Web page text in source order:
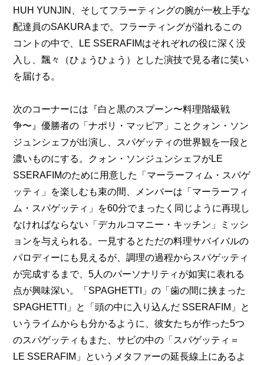
HUH YUNJIN、そしてフラーティングの腕が一枚上手な
配達員のSAKURAまで。フラーティングが溢れるこの
コントの中で、LE SSERAFIMはそれぞれの役に深く没
入し、飄々（ひょうひょう）とした演技で見る者に笑い
を届ける。
次のコーナーには『白と黒のスプーン〜料理階級戦
争〜』優勝者の「ナポリ・マッピア」ことクォン・ソン
ジュンシェフが出演し、スパゲッティの世界観を一段と
濃いものにする。クォン・ソンジュンシェフがLE
SSERAFIMのために用意した「マーラーフィム・スパゲ
ッティ」を楽しむも束の間、メンバーは「マーラーフィ
ム・スパゲッティ」を60分でまったく同じように再現し
なければならない「デカルコマニー・キッチン」ミッシ
ョンを与えられる。一見するとただの料理サバイバルの
パロディーにも見えるが、調理の過程からスパゲッティ
が完成するまで、5人のパーソナリティが如実に表れる
点が興味深い。「SPAGHETTI」の「歯の間に挟まった
SPAGHETTI」と「頭の中に入り込んだ SSERAFIM」と
いうライムからも分かるように、彼女たちが作った5つ
のスパゲッティもまた、サビの中の「スパゲッティ＝
LE SSERAFIM」というメタファーの延長線上にあるよ